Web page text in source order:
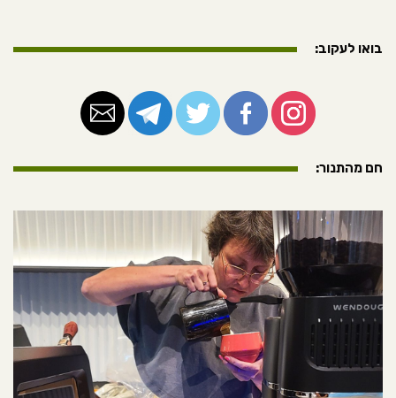
בואו לעקוב:
חם מהתנור: